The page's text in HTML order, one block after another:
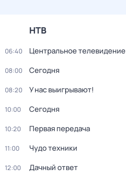
НТВ
06:40 Центральное телевидение
08:00 Сегодня
08:20 У нас выигрывают!
10:00 Сегодня
10:20 Первая передача
11:00 Чудо техники
12:00 Дачный ответ